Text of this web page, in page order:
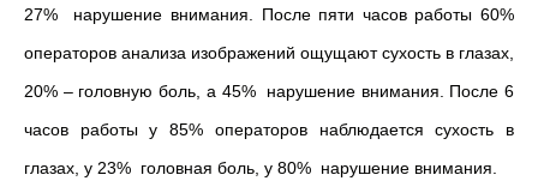
27% ­ нарушение внимания. После пяти часов работы 60%
операторов анализа изображений ощущают сухость в глазах,
20% – головную боль, а 45% ­ нарушение внимания. После 6
часов работы у 85% операторов наблюдается сухость в
глазах, у 23% ­ головная боль, у 80% ­ нарушение внимания.